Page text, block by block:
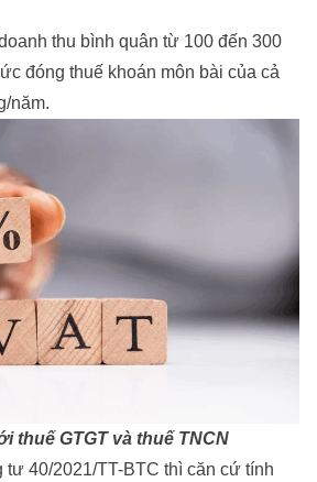
thu bình quân từ 100 đến 300
đóng thuế khoán môn bài của cả
năm.
thuế GTGT và thuế TNCN
40/2021/TT-BTC thì căn cứ tính